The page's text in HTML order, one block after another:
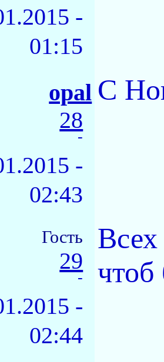
-
01:15
opal
28
-
-
02:43
С
Гость
29
-
-
02:44